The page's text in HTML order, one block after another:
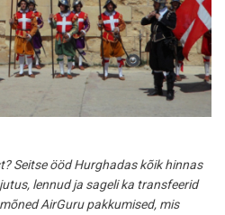
Seitse ööd Hurghadas kõik hinnas
lennud ja sageli ka transfeerid
AirGuru pakkumised, mis